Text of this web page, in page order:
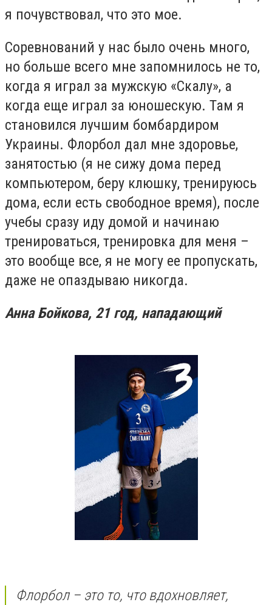
я почувствовал, что это мое.
Соревнований у нас было очень много,
но больше всего мне запомнилось не то,
когда я играл за мужскую «Скалу», а
когда еще играл за юношескую. Там я
становился лучшим бомбардиром
Украины. Флорбол дал мне здоровье,
занятостью (я не сижу дома перед
компьютером, беру клюшку, тренируюсь
дома, если есть свободное время), после
учебы сразу иду домой и начинаю
тренироваться, тренировка для меня –
это вообще все, я не могу ее пропускать,
даже не опаздываю никогда.
Анна Бойкова, 21 год, нападающий
Флорбол – это то, что вдохновляет,